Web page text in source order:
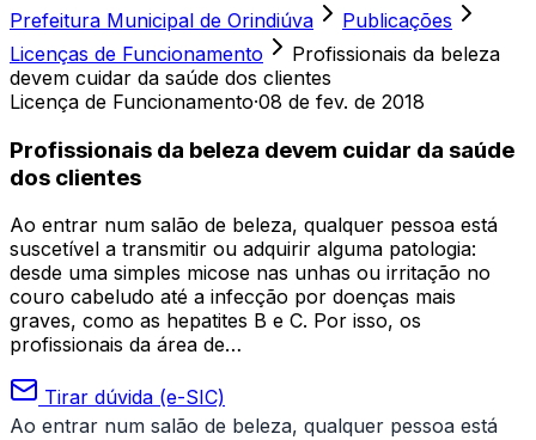
Prefeitura Municipal de Orindiúva
Publicações
Licenças de Funcionamento
Profissionais da beleza
devem cuidar da saúde dos clientes
Licença de Funcionamento·08 de fev. de 2018
Profissionais da beleza devem cuidar da saúde
dos clientes
Ao entrar num salão de beleza, qualquer pessoa está
suscetível a transmitir ou adquirir alguma patologia:
desde uma simples micose nas unhas ou irritação no
couro cabeludo até a infecção por doenças mais
graves, como as hepatites B e C. Por isso, os
profissionais da área de…
Tirar dúvida (e-SIC)
Ao entrar num salão de beleza, qualquer pessoa está